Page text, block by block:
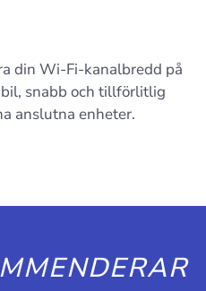
din Wi-Fi-kanalbredd på
snabb och tillförlitlig
anslutna enheter.